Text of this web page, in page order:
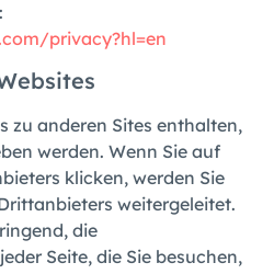
privacy?hl=en
zu anderen Sites enthalten,
werden. Wenn Sie auf
klicken, werden Sie
weitergeleitet.
die
Seite, die Sie besuchen,